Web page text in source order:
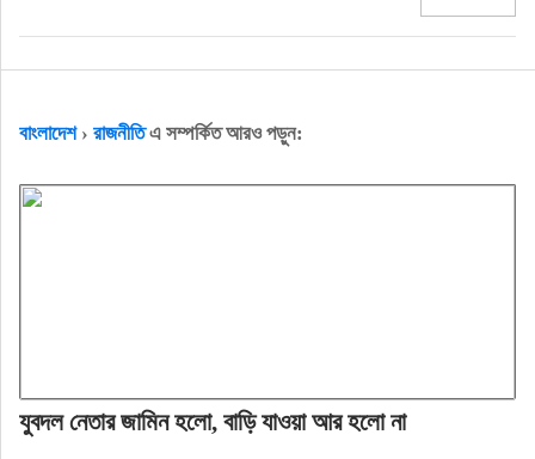
বাংলাদেশ› রাজনীতিএ সম্পর্কিত আরও পড়ুন:
যুবদল নেতার জামিন হলো, বাড়ি যাওয়া আর হলো না